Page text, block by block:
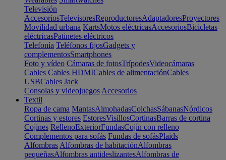
Televisión
AccesoriosTelevisoresReproductoresAdaptadoresProyectores
Movilidad urbana KartsMotos eléctricasAccesoriosBicicletas
eléctricasPatinetes eléctricos
Telefonía Teléfonos fijosGadgets y
complementosSmartphones
Foto y vídeo Cámaras de fotosTrípodesVideocámaras
Cables Cables HDMICables de alimentaciónCables
USBCables Jack
Consolas y videojuegos Accesorios
Textil
Ropa de cama MantasAlmohadasColchasSábanasNórdicos
Cortinas y estores EstoresVisillosCortinasBarras de cortina
Cojines RellenoExteriorFundasCojín con relleno
Complementos para sofás Fundas de sofásPlaids
Alfombras Alfombras de habitaciónAlfombras
pequeñasAlfombras antideslizantesAlfombras de